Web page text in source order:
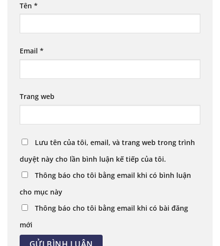
Tên *
Email *
Trang web
Lưu tên của tôi, email, và trang web trong trình
duyệt này cho lần bình luận kế tiếp của tôi.
Thông báo cho tôi bằng email khi có bình luận
cho mục này
Thông báo cho tôi bằng email khi có bài đăng
mới